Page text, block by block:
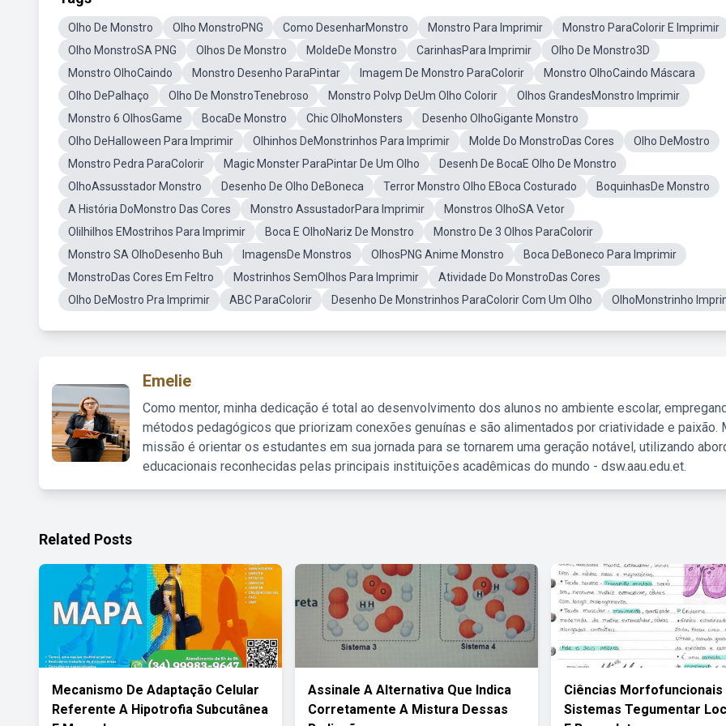
Olho De Monstro Olho MonstroPNG Como DesenharMonstro Monstro Para Imprimir
Monstro ParaColorir E Imprimir
Olho MonstroSA PNG
Olhos De Monstro MoldeDe Monstro CarinhasPara Imprimir
Olho De Monstro3D
Monstro OlhoCaindo
Monstro Desenho ParaPintar Imagem De Monstro ParaColorir
Monstro OlhoCaindo Máscara
Olho DePalhaço
Olho De MonstroTenebroso Monstro Polvp DeUm Olho Colorir
Olhos GrandesMonstro Imprimir
Monstro 6 OlhosGame
BocaDe Monstro Chic OlhoMonsters
Desenho OlhoGigante Monstro
Olho DeHalloween Para Imprimir
Olhinhos DeMonstrinhos Para Imprimir Molde Do MonstroDas Cores
Olho DeMostro
Monstro Pedra ParaColorir
Magic Monster ParaPintar De Um Olho
Desenh De BocaE Olho De Monstro
OlhoAssusstador Monstro
Desenho De Olho DeBoneca Terror Monstro Olho EBoca Costurado
BoquinhasDe Monstro
A História DoMonstro Das Cores
Monstro AssustadorPara Imprimir
Monstros OlhoSA Vetor
Olilhilhos EMostrihos Para Imprimir
Boca E OlhoNariz De Monstro
Monstro De 3 Olhos ParaColorir
Monstro SA OlhoDesenho Buh
ImagensDe Monstros OlhosPNG Anime Monstro
Boca DeBoneco Para Imprimir
MonstroDas Cores Em Feltro
Mostrinhos SemOlhos Para Imprimir
Atividade Do MonstroDas Cores
Olho DeMostro Pra Imprimir
ABC ParaColorir Desenho De Monstrinhos ParaColorir Com Um Olho OlhoMonstrinho
Emelie
Como mentor, minha dedicação é total ao desenvolvimento dos alunos no ambiente escolar,
métodos pedagógicos que priorizam conexões genuínas e são alimentados por criatividade e paixão.
missão é orientar os estudantes em sua jornada para se tornarem uma geração notável, utilizando
educacionais reconhecidas pelas principais instituições acadêmicas do mundo - dsw.aau.edu.et.
Related Posts
Mecanismo De Adaptação Celular
Referente A Hipotrofia Subcutânea
Assinale A Alternativa Que Indica
Corretamente A Mistura Dessas
Ciências Morfofuncionais
Sistemas Tegumentar